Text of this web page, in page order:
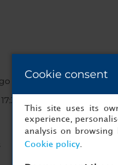
12:00 - 15:00
- 22:00
Cookie consent
This site uses its
experience,
analysis on browsing
Cookie policy.